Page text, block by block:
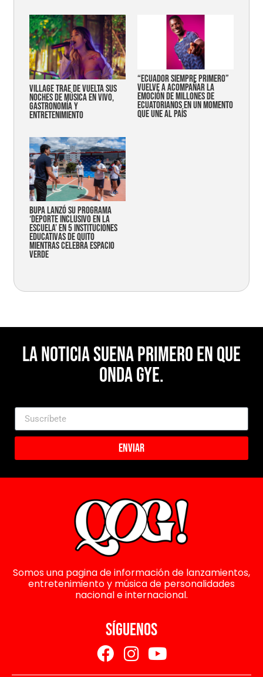
Village trae de vuelta sus
noches de música en vivo,
gastronomía y
entretenimiento
“Ecuador siempre primero”
vuelve a acompañar la
emoción de millones de
ecuatorianos en un momento
que une al país
Bupa lanzó su programa
‘Deporte Inclusivo en la
Escuela’ en 5 instituciones
educativas de Quito
mientras celebra espacio
verde
La noticia suena primero en Que
Onda Gye.
Enviar
Somos una pagina de información de lanzamientos,
entretenimiento y música de personalidades
nacional e internacional.
SÍGUENOS